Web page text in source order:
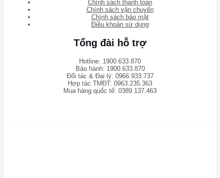
Chính sách thanh toán
Chính sách vận chuyển
Chính sách bảo mật
Điều khoản sử dụng
Tổng đài hỗ trợ
Hotline: 1900.633.870
Bảo hành: 1900.633.870
Đối tác & Đại lý: 0966.933.737
Hợp tác TMĐT: 0963.235.363
Mua hàng quốc tế: 0389.137.463